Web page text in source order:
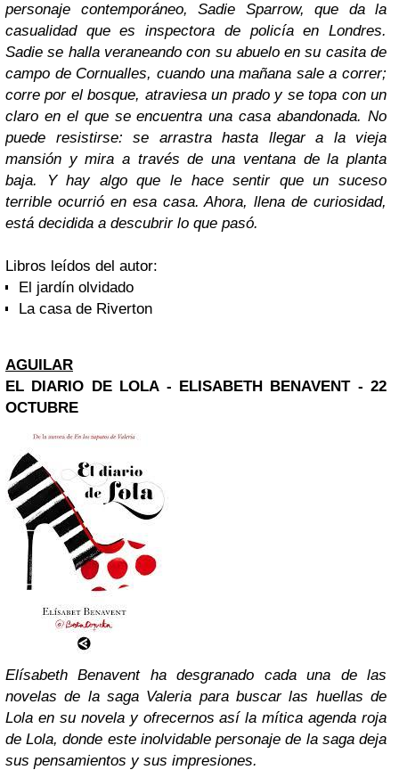
personaje contemporáneo, Sadie Sparrow, que da la
casualidad que es inspectora de policía en Londres.
Sadie se halla veraneando con su abuelo en su casita de
campo de Cornualles, cuando una mañana sale a correr;
corre por el bosque, atraviesa un prado y se topa con un
claro en el que se encuentra una casa abandonada. No
puede resistirse: se arrastra hasta llegar a la vieja
mansión y mira a través de una ventana de la planta
baja. Y hay algo que le hace sentir que un suceso
terrible ocurrió en esa casa. Ahora, llena de curiosidad,
está decidida a descubrir lo que pasó.
Libros leídos del autor:
El jardín olvidado
La casa de Riverton
AGUILAR
EL DIARIO DE LOLA - ELISABETH BENAVENT - 22
OCTUBRE
Elísabeth Benavent ha desgranado cada una de las
novelas de la saga Valeria para buscar las huellas de
Lola en su novela y ofrecernos así la mítica agenda roja
de Lola, donde este inolvidable personaje de la saga deja
sus pensamientos y sus impresiones.